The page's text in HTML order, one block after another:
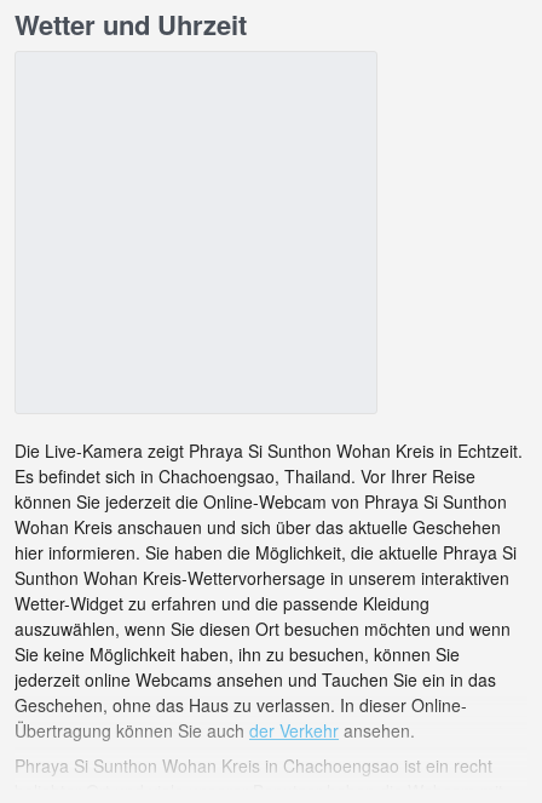
Wetter und Uhrzeit
Die Live-Kamera zeigt Phraya Si Sunthon Wohan Kreis in Echtzeit.
Es befindet sich in Chachoengsao, Thailand. Vor Ihrer Reise
können Sie jederzeit die Online-Webcam von Phraya Si Sunthon
Wohan Kreis anschauen und sich über das aktuelle Geschehen
hier informieren. Sie haben die Möglichkeit, die aktuelle Phraya Si
Sunthon Wohan Kreis-Wettervorhersage in unserem interaktiven
Wetter-Widget zu erfahren und die passende Kleidung
auszuwählen, wenn Sie diesen Ort besuchen möchten und wenn
Sie keine Möglichkeit haben, ihn zu besuchen, können Sie
jederzeit online Webcams ansehen und Tauchen Sie ein in das
Geschehen, ohne das Haus zu verlassen. In dieser Online-
Übertragung können Sie auch der Verkehr ansehen.
Phraya Si Sunthon Wohan Kreis in Chachoengsao ist ein recht